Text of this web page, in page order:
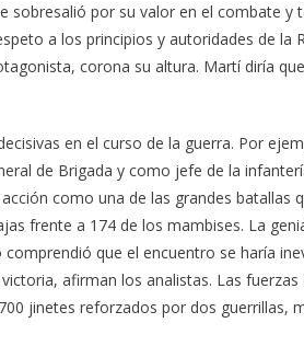
sobresalió por su valor en el combate y
a los principios y autoridades de la
corona su altura. Martí diría
en el curso de la guerra. Por
de Brigada y como jefe de la
como una de las grandes batallas
frente a 174 de los mambises. La
que el encuentro se haría
afirman los analistas. Las
jinetes reforzados por dos guerrillas,